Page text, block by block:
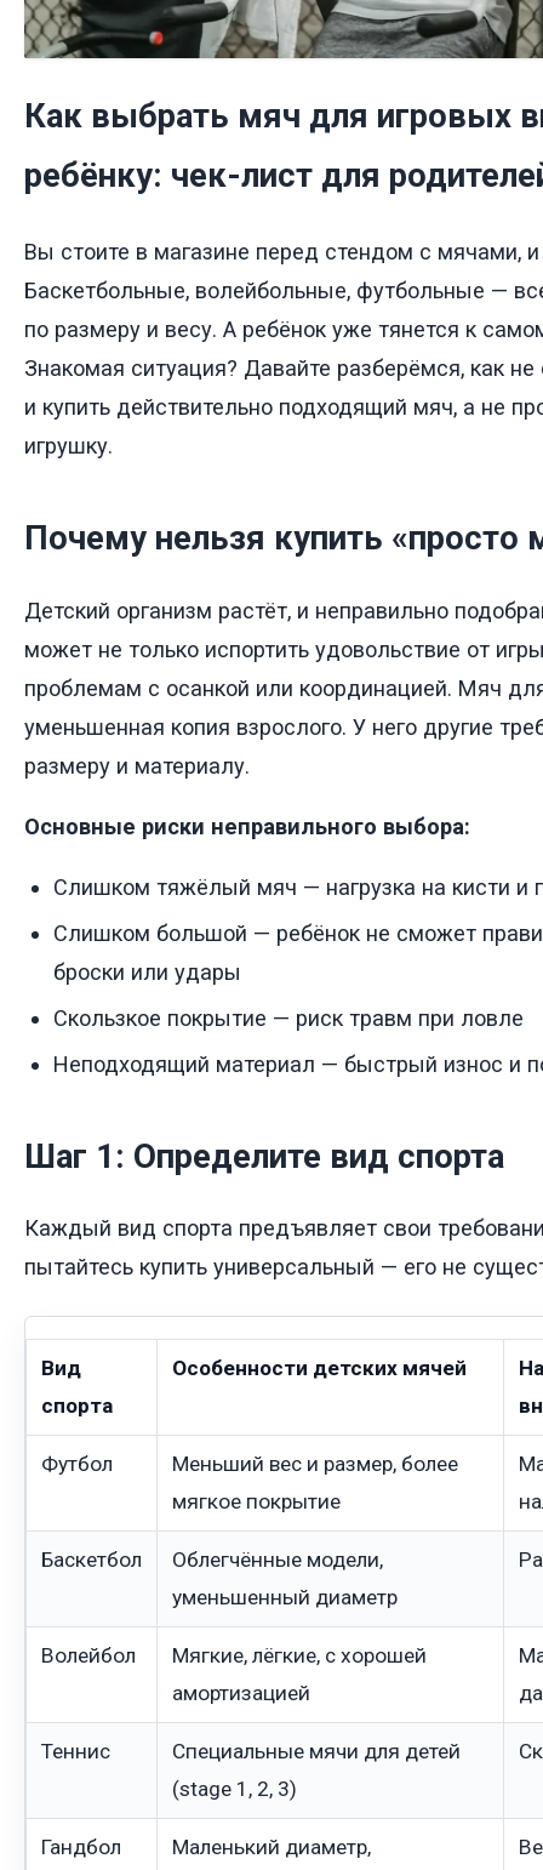
Как выбрать мяч для игровых
ребёнку: чек-лист для
Вы стоите в магазине перед стендом с мячами, и
Баскетбольные, волейбольные, футбольные —
по размеру и весу. А ребёнок уже тянется к
Знакомая ситуация? Давайте разберёмся, как
и купить действительно подходящий мяч, а не
игрушку.
Почему нельзя купить «просто
Детский организм растёт, и неправильно
может не только испортить удовольствие от
проблемам с осанкой или координацией. Мяч
уменьшенная копия взрослого. У него другие
размеру и материалу.
Основные риски неправильного выбора:
Слишком тяжёлый мяч — нагрузка на кисти и
Слишком большой — ребёнок не сможет
броски или удары
Скользкое покрытие — риск травм при ловле
Неподходящий материал — быстрый износ и
Шаг 1: Определите вид спорта
Каждый вид спорта предъявляет свои
пытайтесь купить универсальный — его не
Вид
спорта
Особенности детских мячей
Футбол
Меньший вес и размер, более
мягкое покрытие
Баскетбол
Облегчённые модели,
уменьшенный диаметр
Волейбол
Мягкие, лёгкие, с хорошей
амортизацией
Теннис
Специальные мячи для детей
(stage 1, 2, 3)
Гандбол
Маленький диаметр,